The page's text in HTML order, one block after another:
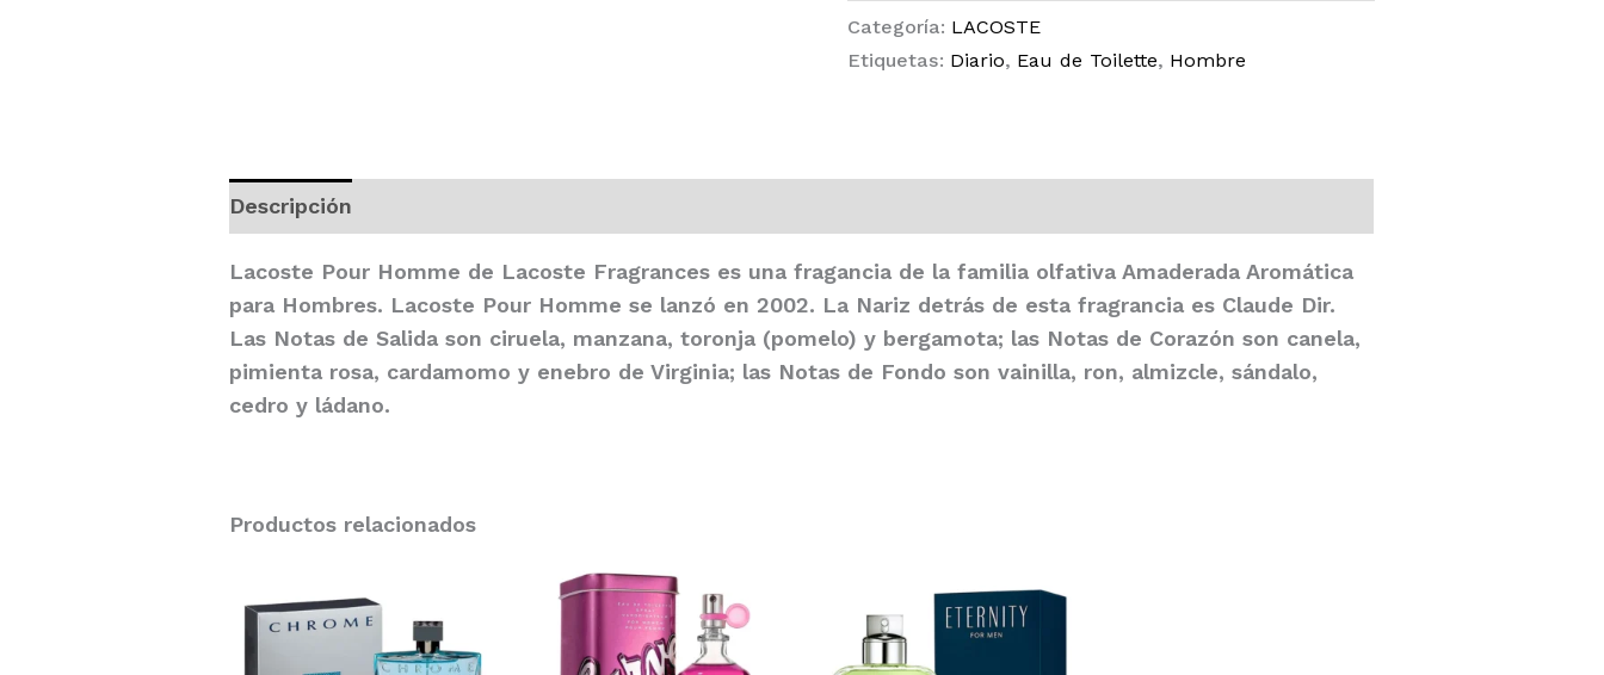
Categoría: LACOSTE
Etiquetas: Diario, Eau de Toilette, Hombre
Descripción
Lacoste Pour Homme de Lacoste Fragrances es una fragancia de la familia olfativa Amaderada Aromática
para Hombres. Lacoste Pour Homme se lanzó en 2002. La Nariz detrás de esta fragrancia es Claude Dir.
Las Notas de Salida son ciruela, manzana, toronja (pomelo) y bergamota; las Notas de Corazón son canela,
pimienta rosa, cardamomo y enebro de Virginia; las Notas de Fondo son vainilla, ron, almizcle, sándalo,
cedro y ládano.
Productos relacionados